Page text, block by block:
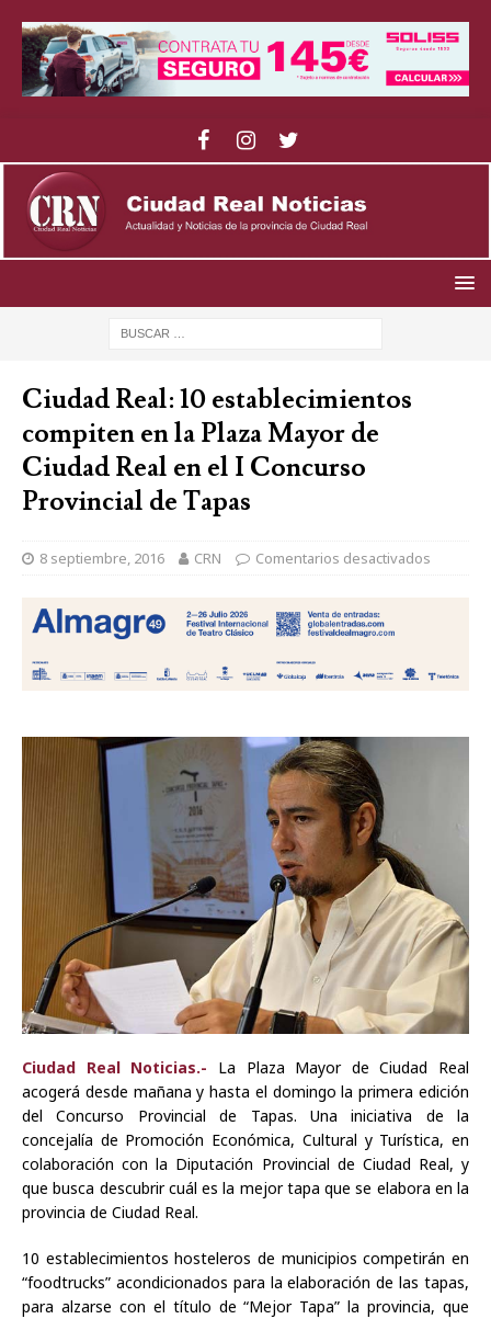
Ciudad Real: 10 establecimientos
compiten en la Plaza Mayor de
Ciudad Real en el I Concurso
Provincial de Tapas
8 septiembre, 2016 CRN Comentarios desactivados
Ciudad Real Noticias.- La Plaza Mayor de Ciudad Real
acogerá desde mañana y hasta el domingo la primera edición
del Concurso Provincial de Tapas. Una iniciativa de la
concejalía de Promoción Económica, Cultural y Turística, en
colaboración con la Diputación Provincial de Ciudad Real, y
que busca descubrir cuál es la mejor tapa que se elabora en la
provincia de Ciudad Real.
10 establecimientos hosteleros de municipios competirán en
“foodtrucks” acondicionados para la elaboración de las tapas,
para alzarse con el título de “Mejor Tapa” la provincia, que